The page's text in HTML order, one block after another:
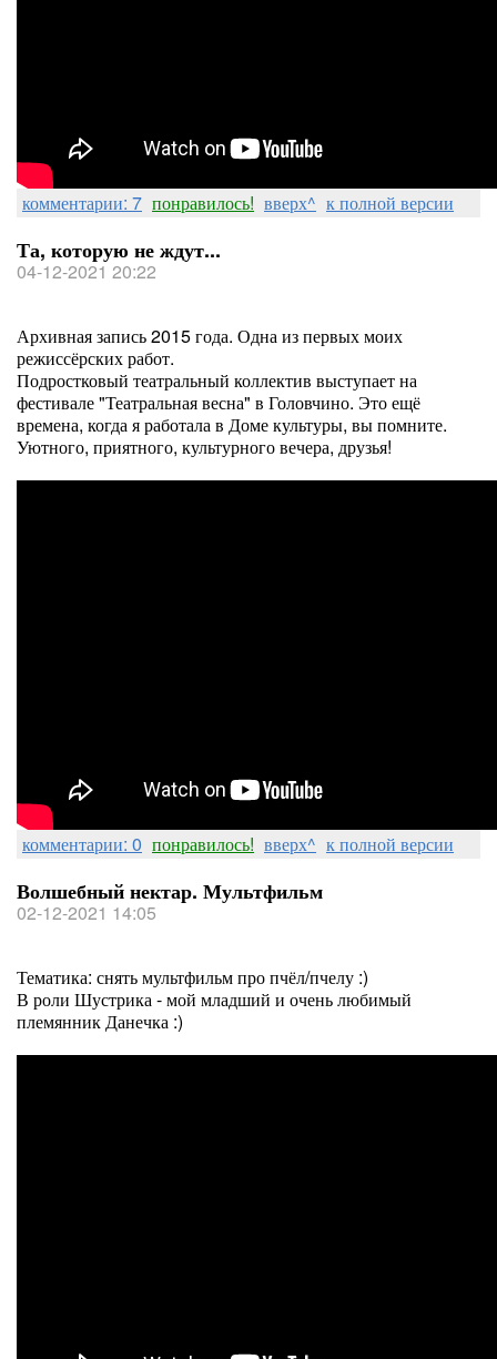
комментарии: 7 понравилось! вверх^ к полной версии
Та, которую не ждут...
04-12-2021 20:22
Архивная запись 2015 года. Одна из первых моих
режиссёрских работ.
Подростковый театральный коллектив выступает на
фестивале "Театральная весна" в Головчино. Это ещё
времена, когда я работала в Доме культуры, вы помните.
Уютного, приятного, культурного вечера, друзья!
комментарии: 0 понравилось! вверх^ к полной версии
Волшебный нектар. Мультфильм
02-12-2021 14:05
Тематика: снять мультфильм про пчёл/пчелу :)
В роли Шустрика - мой младший и очень любимый
племянник Данечка :)